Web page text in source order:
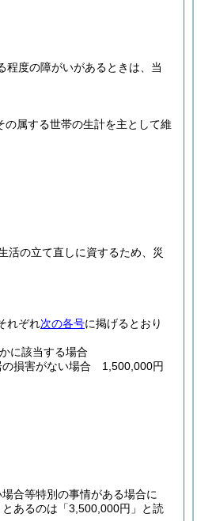
程度の障がいがあるときは、当
属する世帯の生計を主として維
活の立て直しに資するため、災
れぞれ次の各号に掲げるとおり
に該当する場合
の損害がない場合 1,500,000円
合等特別の事情がある場合に
あるのは「3,500,000円」と読